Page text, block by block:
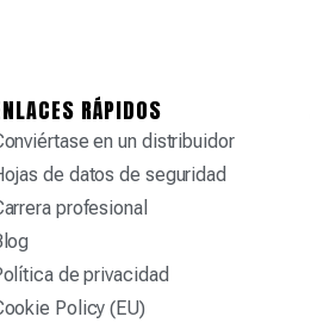
RÁPIDOS
en un distribuidor
de datos de seguridad
profesional
de privacidad
Policy (EU)